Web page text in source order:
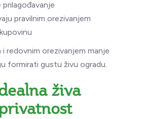
pravilnim orezivanjem
i redovnim orezivanjem manje
formirati gustu živu ogradu.
živa